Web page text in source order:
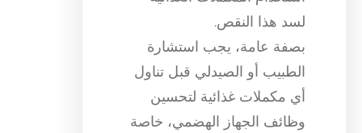
لسد هذا النقص.
بصفة عامة، يجب استشارة
الطبيب أو الصيدلي قبل تناول
أي مكملات غذائية لتحسين
وظائف الجهاز الهضمي، خاصة